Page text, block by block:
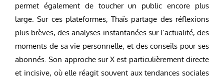
permet également de toucher un public encore plus
large. Sur ces plateformes, Thaïs partage des réflexions
plus brèves, des analyses instantanées sur l’actualité, des
moments de sa vie personnelle, et des conseils pour ses
abonnés. Son approche sur X est particulièrement directe
et incisive, où elle réagit souvent aux tendances sociales